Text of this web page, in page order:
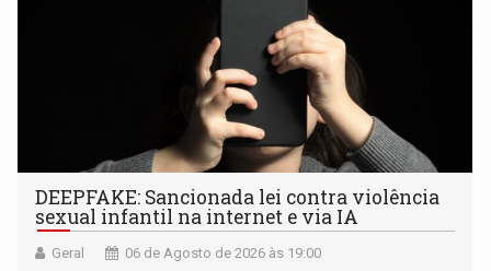
DEEPFAKE: Sancionada lei contra violência
sexual infantil na internet e via IA
Geral 06 de Agosto de 2026 às 19:00